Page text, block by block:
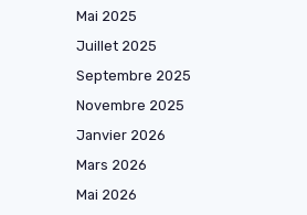
Mai 2025
Juillet 2025
Septembre 2025
Novembre 2025
Janvier 2026
Mars 2026
Mai 2026